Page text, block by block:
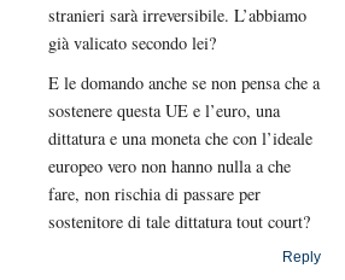
stranieri sarà irreversibile. L’abbiamo
già valicato secondo lei?
E le domando anche se non pensa che a
sostenere questa UE e l’euro, una
dittatura e una moneta che con l’ideale
europeo vero non hanno nulla a che
fare, non rischia di passare per
sostenitore di tale dittatura tout court?
Reply